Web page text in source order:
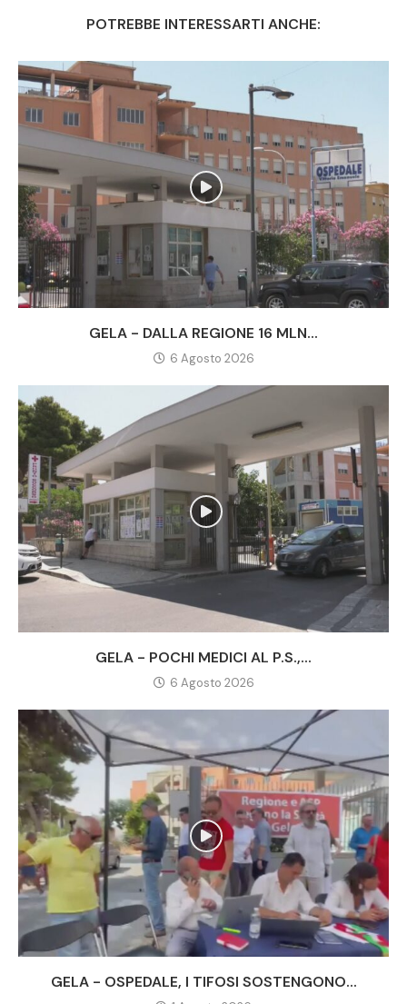
POTREBBE INTERESSARTI ANCHE:
GELA - DALLA REGIONE 16 MLN...
6 Agosto 2026
GELA - POCHI MEDICI AL P.S.,...
6 Agosto 2026
GELA - OSPEDALE, I TIFOSI SOSTENGONO...